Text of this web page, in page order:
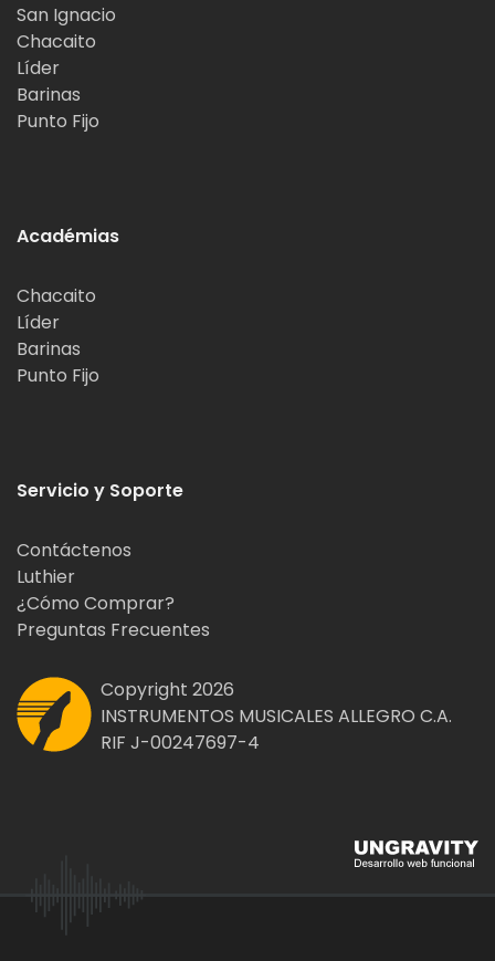
San Ignacio
Chacaito
Líder
Barinas
Punto Fijo
Académias
Chacaito
Líder
Barinas
Punto Fijo
Servicio y Soporte
Contáctenos
Luthier
¿Cómo Comprar?
Preguntas Frecuentes
Copyright 2026
INSTRUMENTOS MUSICALES ALLEGRO C.A.
RIF J-00247697-4